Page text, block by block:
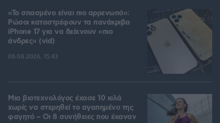
«Το σπασμένο είναι πιο αρρενωπό»:
Ρώσοι καταστρέφουν τα πανάκριβα
iPhone 17 για να δείχνουν «πιο
άνδρες» (vid)
06.08.2026, 15:43
Μια βιοτεχνολόγος έχασε 10 κιλά
χωρίς να στερηθεί το αγαπημένο της
φαγητό – Οι 8 συνήθειες που έκαναν